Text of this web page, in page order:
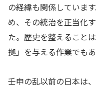
の経緯も関係していま
め、その統治を正当化
た。歴史を整えること
拠」を与える作業でもあ
壬申の乱以前の日本は